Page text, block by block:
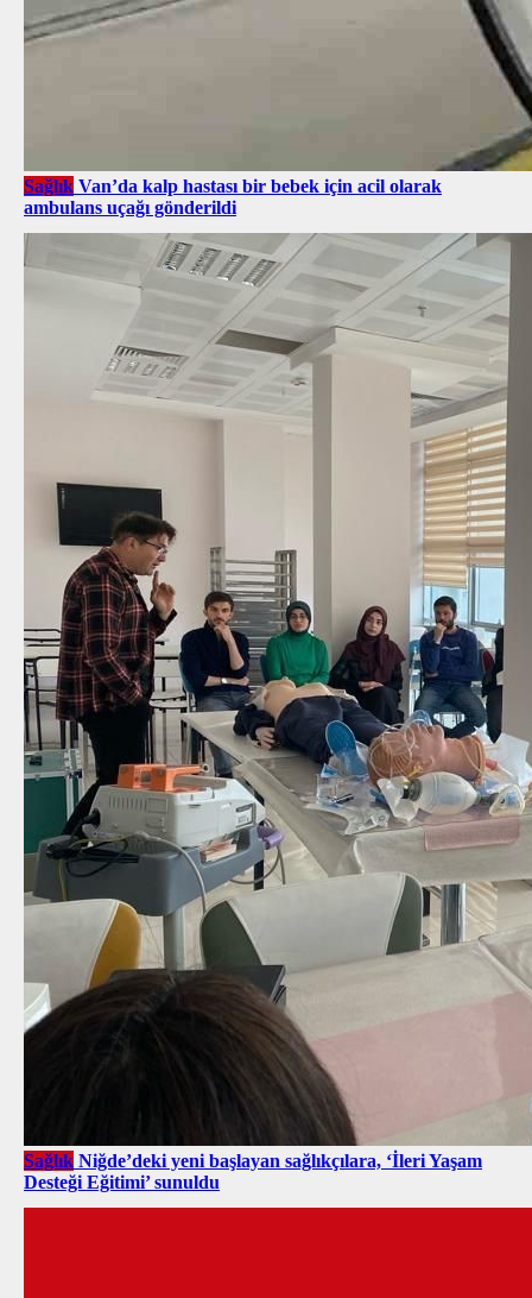
Sağlık Van’da kalp hastası bir bebek için acil olarak
ambulans uçağı gönderildi
Sağlık Niğde’deki yeni başlayan sağlıkçılara, ‘İleri Yaşam
Desteği Eğitimi’ sunuldu